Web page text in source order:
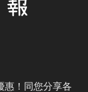
惠！同您分享各